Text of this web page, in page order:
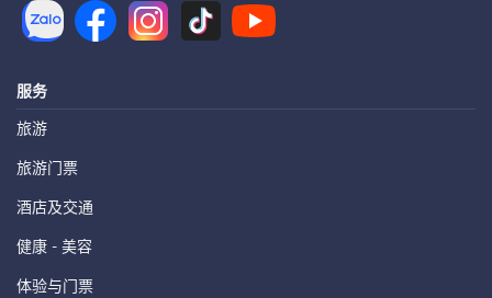
服务
旅游
旅游门票
酒店及交通
健康 - 美容
体验与门票